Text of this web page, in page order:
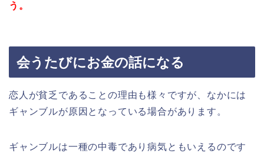
う。
会うたびにお金の話になる
恋人が貧乏であることの理由も様々ですが、なかには
ギャンブルが原因となっている場合があります。
ギャンブルは一種の中毒であり病気ともいえるのです